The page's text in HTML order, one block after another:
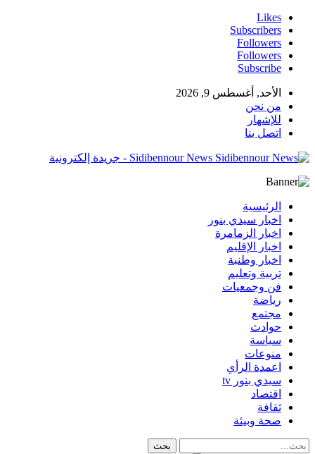
Likes
Subscribers
Followers
Followers
Subscribe
الأحد, أغسطس 9, 2026
من نحن
للإشهار
اتصل بنا
Sidibennour News - جريدة إلكترونية
الرئيسية
اخبار سيدي بنور
اخبار الزمامرة
اخبار الإقليم
اخبار وطنبة
تربية وتعليم
فن وجمعيات
رياضة
مجتمع
حوادث
سياسة
منوعات
اعمدة الرأي
سيدي بنور tv
اقتصاد
ثقافة
صحة وبيئة